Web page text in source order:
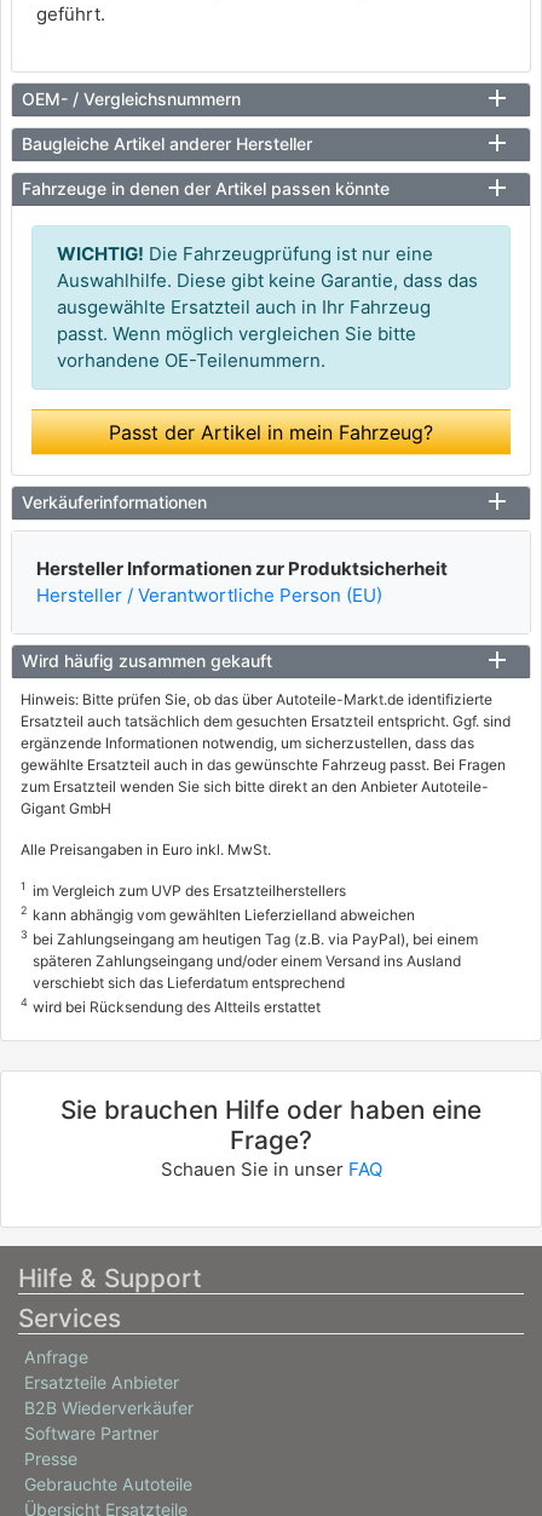
geführt.
OEM- / Vergleichsnummern
Baugleiche Artikel anderer Hersteller
Fahrzeuge in denen der Artikel passen könnte
WICHTIG! Die Fahrzeugprüfung ist nur eine
Auswahlhilfe. Diese gibt keine Garantie, dass das
ausgewählte Ersatzteil auch in Ihr Fahrzeug
passt. Wenn möglich vergleichen Sie bitte
vorhandene OE-Teilenummern.
Passt der Artikel in mein Fahrzeug?
Verkäuferinformationen
Hersteller Informationen zur Produktsicherheit
Hersteller / Verantwortliche Person (EU)
Wird häufig zusammen gekauft
Hinweis: Bitte prüfen Sie, ob das über Autoteile-Markt.de identifizierte
Ersatzteil auch tatsächlich dem gesuchten Ersatzteil entspricht. Ggf. sind
ergänzende Informationen notwendig, um sicherzustellen, dass das
gewählte Ersatzteil auch in das gewünschte Fahrzeug passt. Bei Fragen
zum Ersatzteil wenden Sie sich bitte direkt an den Anbieter Autoteile-
Gigant GmbH
Alle Preisangaben in Euro inkl. MwSt.
1 im Vergleich zum UVP des Ersatzteilherstellers
2 kann abhängig vom gewählten Lieferzielland abweichen
3 bei Zahlungseingang am heutigen Tag (z.B. via PayPal), bei einem
späteren Zahlungseingang und/oder einem Versand ins Ausland
verschiebt sich das Lieferdatum entsprechend
4 wird bei Rücksendung des Altteils erstattet
Sie brauchen Hilfe oder haben eine
Frage?
Schauen Sie in unser FAQ
Hilfe & Support
Services
Anfrage
Ersatzteile Anbieter
B2B Wiederverkäufer
Software Partner
Presse
Gebrauchte Autoteile
Übersicht Ersatzteile